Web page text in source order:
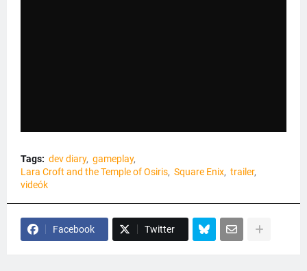
Tags: dev diary gameplay
Lara Croft and the Temple of Osiris Square Enix trailer
videók
Facebook Twitter